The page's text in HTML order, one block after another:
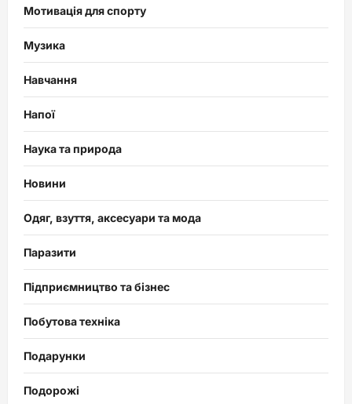
Мотивація для спорту
Музика
Навчання
Напої
Наука та природа
Новини
Одяг, взуття, аксесуари та мода
Паразити
Підприємництво та бізнес
Побутова техніка
Подарунки
Подорожі